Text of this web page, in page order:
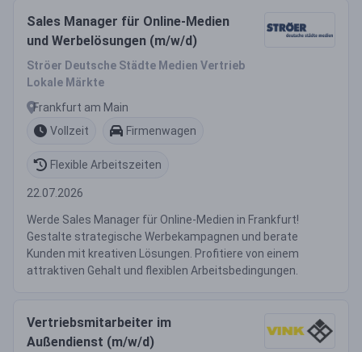
Sales Manager für Online-Medien
und Werbelösungen (m/w/d)
Ströer Deutsche Städte Medien Vertrieb
Lokale Märkte
Frankfurt am Main
Vollzeit
Firmenwagen
Flexible Arbeitszeiten
22.07.2026
Werde Sales Manager für Online-Medien in Frankfurt!
Gestalte strategische Werbekampagnen und berate
Kunden mit kreativen Lösungen. Profitiere von einem
attraktiven Gehalt und flexiblen Arbeitsbedingungen.
Vertriebsmitarbeiter im
Außendienst (m/w/d)